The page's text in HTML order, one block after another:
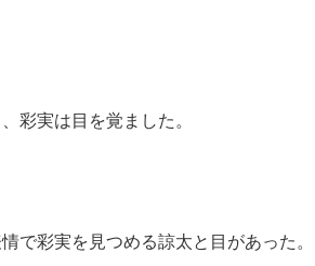
彩実は目を覚ました。
で彩実を見つめる諒太と目があった。